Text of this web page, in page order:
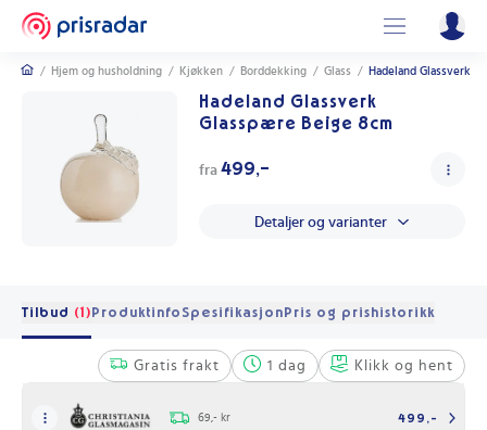
/ Hjem og husholdning / Kjøkken / Borddekking / Glass / Hadeland Glassverk
Hadeland Glassverk
Glasspære Beige 8cm
fra 499,-
Detaljer og varianter
Tilbud (1)Produktinfo SpesifikasjonPris og prishistorikk
Gratis frakt 1 dag Klikk og hent
69,- kr 499,-